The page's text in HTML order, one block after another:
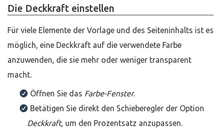
Die Deckkraft einstellen
Für viele Elemente der Vorlage und des Seiteninhalts ist es
möglich, eine Deckkraft auf die verwendete Farbe
anzuwenden, die sie mehr oder weniger transparent
macht.
Öffnen Sie das Farbe-Fenster.
Betätigen Sie direkt den Schieberegler der Option
Deckkraft, um den Prozentsatz anzupassen.